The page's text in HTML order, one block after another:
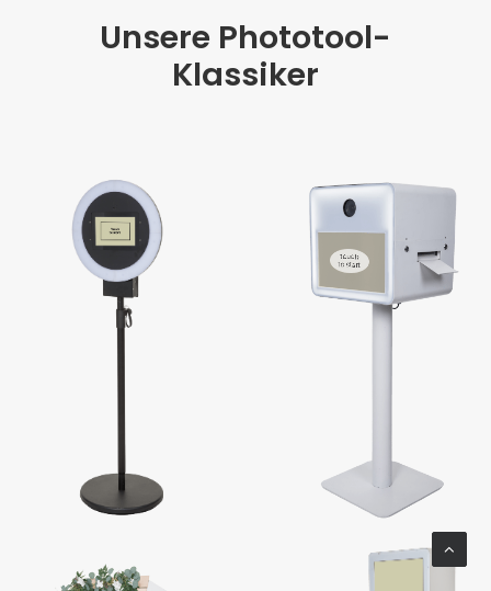
Unsere Phototool-
Klassiker